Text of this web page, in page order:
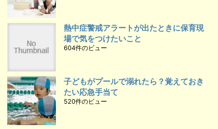
熱中症警戒アラートが出たときに保育現
場で気をつけたいこと
604件のビュー
子どもがプールで溺れたら？覚えておき
たい応急手当て
520件のビュー